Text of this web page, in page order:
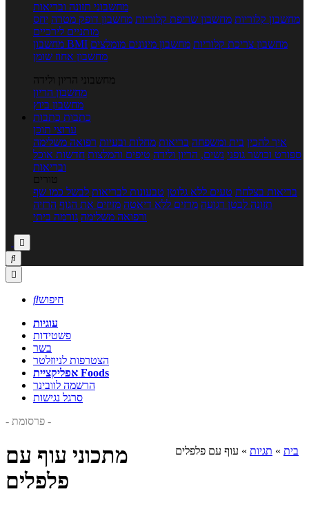
מחשבוני תזונה ובריאות
מחשבון קלוריות מחשבון שריפת קלוריות מחשבון דופק מטרה יחס
מותניים לירכיים
מחשבון BMI
מחשבון צריכת קלוריות מחשבון מינונים מומלצים
מחשבון אחוז שומן
מחשבוני הריון ולידה
מחשבון הריון
מחשבון ביוץ
כתבות כתבות
ערוצי תוכן
איך להכין בית ומשפחה בריאות מחלות ובעיות רפואה משלימה
ספורט וכושר גופני נשים, הריון ולידה טיפים והמלצות חדשות אוכל
ובריאות
טורים
בריאות בצלחת טעים ללא גלוטן טבעונות לבריאות לבשל כמו שף
תזונה לבטן רגועה מרזים ללא דיאטה מזיזים את הגוף הרזיה
ורפואה משלימה גורמה ביתי



חיפוש
עוגיות
פשטידות
בשר
הצטרפות לניוזלטר
אפליקציית Foods
הרשמה לוובינר
סרגל נגישות
- פרסומת -
בית » תגיות » עוף עם פלפלים
מתכוני עוף עם
פלפלים